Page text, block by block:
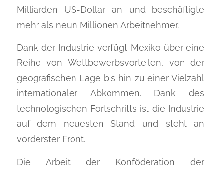
Milliarden US-Dollar an und beschäftigte
mehr als neun Millionen Arbeitnehmer.
Dank der Industrie verfügt Mexiko über eine
Reihe von Wettbewerbsvorteilen, von der
geografischen Lage bis hin zu einer Vielzahl
internationaler Abkommen. Dank des
technologischen Fortschritts ist die Industrie
auf dem neuesten Stand und steht an
vorderster Front.
Die Arbeit der Konföderation der